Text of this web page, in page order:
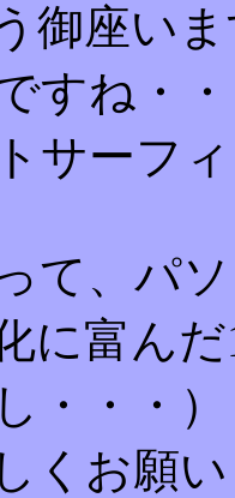
御座い
すね・
サーフ
て、パ
に富ん
・・・）
くお願